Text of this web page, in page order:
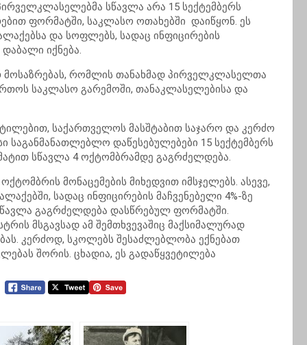
სწავლა არა 15 სექტემბერს
ფორმატში, საკლასო ოთახებში დაიწყონ. ეს
და სოფლებს, სადაც ინფიცირების
იქნება.
მოსაზრებას, რომლის თანახმად პირველკლასელთა
საკლასო გარემოში, თანაკლასელებისა და
საქართველოს მასშტაბით საჯარო და კერძო
დაწესებულებები 15 სექტემბერს
სწავლა 4 ოქტომბრამდე გაგრძელდება.
მონაცემების მიხედვით იმსჯელებს. ასევე,
სადაც ინფიცირების მაჩვენებელი 4%-ზე
გაგრძელდება დასწრებულ ფორმატში.
მსგავსად ამ შემთხვევაშიც მაქსიმალურად
კერძოდ, სკოლებს შესაძლებლობა ექნებათ
შორის. ცხადია, ეს გადაწყვეტილება